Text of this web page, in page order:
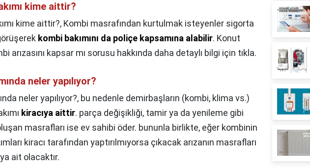
kime aittir?
kime aittir?, Kombi masrafından kurtulmak isteyenler sigorta
kombi bakımını da poliçe kapsamına alabilir. Konut
arızasını kapsar mı sorusu hakkında daha detaylı bilgi için tıkla.
neler yapılıyor?
neler yapılıyor?, bu nedenle demirbaşların (kombi, klima vs.)
kiracıya aittir. parça değişikliği, tamir ya da yenileme gibi
masrafları ise ev sahibi öder. bununla birlikte, eğer kombinin
kiracı tarafından yaptırılmıyorsa çıkacak arızanın masrafları
ait olacaktır.